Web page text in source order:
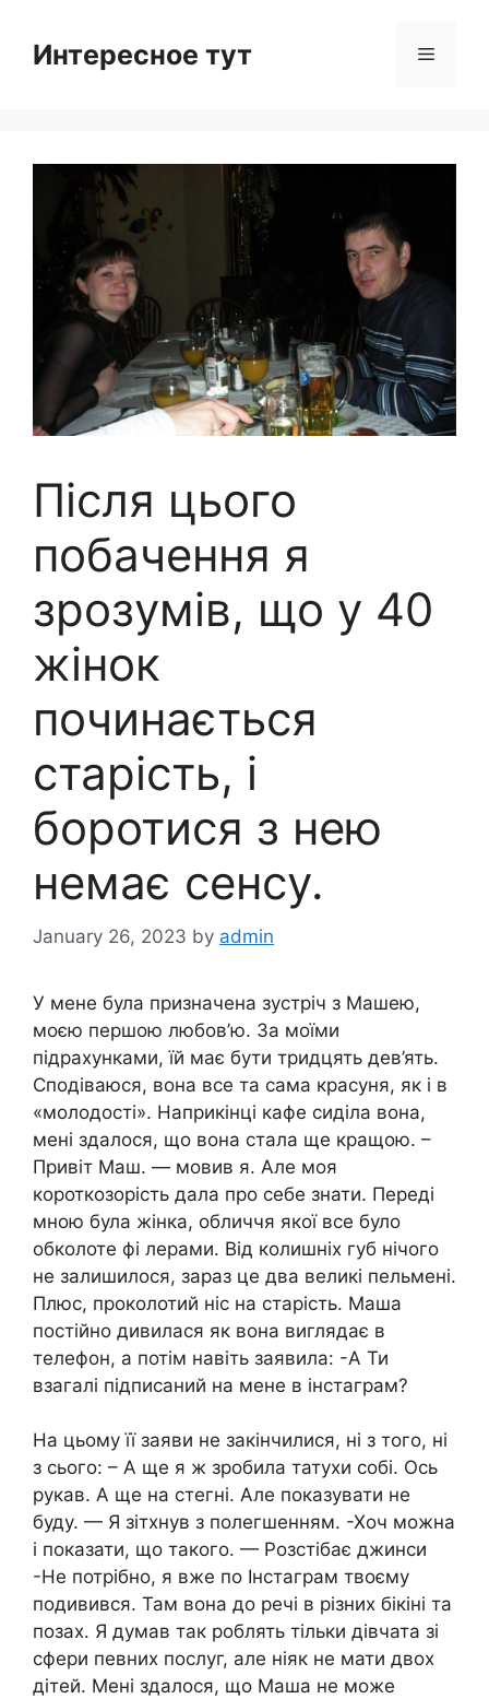
contentИнтересное тут Menu
Після цього
побачення я
зрозумів, що у 40
жінок
починається
старість, і
боротися з нею
немає сенсу.
January 26, 2023 by admin
У мене була призначена зустріч з Машею,
моєю першою любов’ю. За моїми
підрахунками, їй має бути тридцять дев’ять.
Сподіваюся, вона все та сама красуня, як і в
«молодості». Наприкінці кафе сиділа вона,
мені здалося, що вона стала ще кращою. –
Привіт Маш. — мовив я. Але моя
короткозорість дала про себе знати. Переді
мною була жінка, обличчя якої все було
обколоте фі лерами. Від колишніх губ нічого
не залишилося, зараз це два великі пельмені.
Плюс, проколотий ніс на старість. Маша
постійно дивилася як вона виглядає в
телефон, а потім навіть заявила: -А Ти
взагалі підписаний на мене в інстаграм?
На цьому її заяви не закінчилися, ні з того, ні
з сього: – А ще я ж зробила татухи собі. Ось
рукав. А ще на стегні. Але показувати не
буду. — Я зітхнув з полегшенням. -Хоч можна
і показати, що такого. — Розстібає джинси
-Не потрібно, я вже по Інстаграм твоєму
подивився. Там вона до речі в різних бікіні та
позах. Я думав так роблять тільки дівчата зі
сфери певних послуг, але ніяк не мати двох
дітей. Мені здалося, що Маша не може